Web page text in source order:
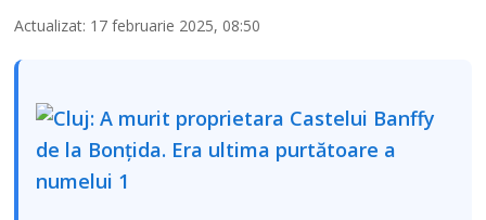
Actualizat: 17 februarie 2025, 08:50